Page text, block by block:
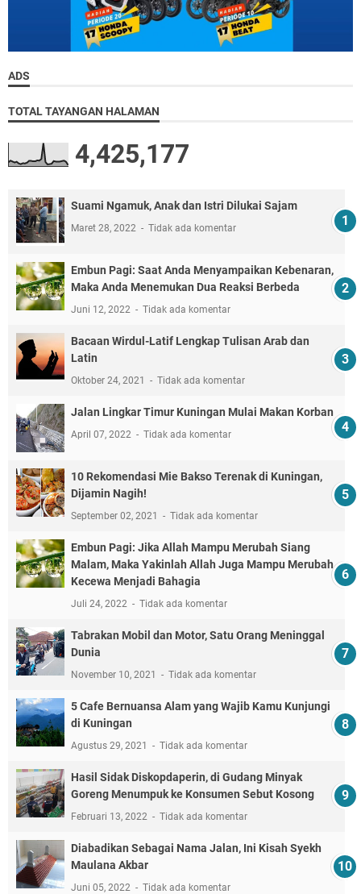
ADS
TOTAL TAYANGAN HALAMAN
4,425,177
Suami Ngamuk, Anak dan Istri Dilukai Sajam
Maret 28, 2022 Tidak ada komentar
Embun Pagi: Saat Anda Menyampaikan Kebenaran,
Maka Anda Menemukan Dua Reaksi Berbeda
Juni 12, 2022 Tidak ada komentar
Bacaan Wirdul-Latif Lengkap Tulisan Arab dan
Latin
Oktober 24, 2021 Tidak ada komentar
Jalan Lingkar Timur Kuningan Mulai Makan Korban
April 07, 2022 Tidak ada komentar
10 Rekomendasi Mie Bakso Terenak di Kuningan,
Dijamin Nagih!
September 02, 2021 Tidak ada komentar
Embun Pagi: Jika Allah Mampu Merubah Siang
Malam, Maka Yakinlah Allah Juga Mampu Merubah
Kecewa Menjadi Bahagia
Juli 24, 2022 Tidak ada komentar
Tabrakan Mobil dan Motor, Satu Orang Meninggal
Dunia
November 10, 2021 Tidak ada komentar
5 Cafe Bernuansa Alam yang Wajib Kamu Kunjungi
di Kuningan
Agustus 29, 2021 Tidak ada komentar
Hasil Sidak Diskopdaperin, di Gudang Minyak
Goreng Menumpuk ke Konsumen Sebut Kosong
Februari 13, 2022 Tidak ada komentar
Diabadikan Sebagai Nama Jalan, Ini Kisah Syekh
Maulana Akbar
Juni 05, 2022 Tidak ada komentar